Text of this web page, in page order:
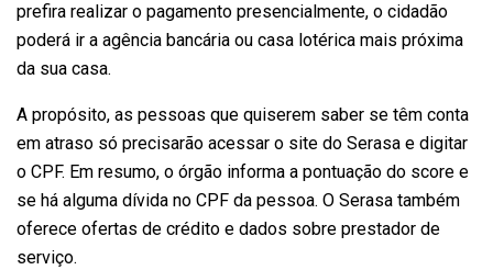
prefira realizar o pagamento presencialmente, o cidadão
poderá ir a agência bancária ou casa lotérica mais próxima
da sua casa.
A propósito, as pessoas que quiserem saber se têm conta
em atraso só precisarão acessar o site do Serasa e digitar
o CPF. Em resumo, o órgão informa a pontuação do score e
se há alguma dívida no CPF da pessoa. O Serasa também
oferece ofertas de crédito e dados sobre prestador de
serviço.